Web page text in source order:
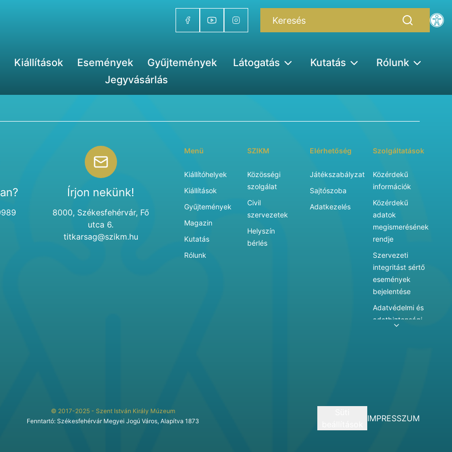
Kiállítások Események Gyűjtemények Látogatás Kutatás
Rólunk
Jegyvásárlás
Írjon nekünk!
8000, Székesfehérvár, Fő
utca 6.
titkarsag@szikm.hu
Menü
Kiállítóhelyek
Kiállítások
Gyűjtemények
Magazin
Kutatás
Rólunk
SZIKM
Közösségi
szolgálat
Civil
szervezetek
Helyszín
bérlés
Elérhetőség
Játékszabályzat
Sajtószoba
Adatkezelés
Szolgáltatások
Közérdekű
információk
Közérdekű
adatok
megismerésének
rendje
Szervezeti
integritást sértő
események
bejelentése
Adatvédelmi és
adatbiztonsági
szolgáltatásai
© 2017-2025 - Szent István Király Múzeum
Fenntartó: Székesfehérvár Megyei Jogú Város, Alapítva 1873
IMPRESSZUM